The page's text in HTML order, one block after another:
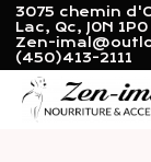
3075 chemin
Lac, Qc, J0N 1P0
Zen-
(450)413-2111